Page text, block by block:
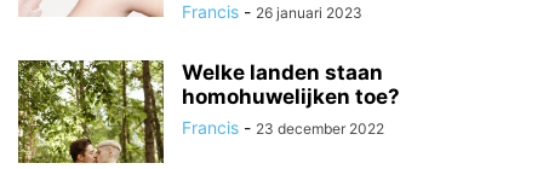
Francis - 26 januari 2023
Welke landen staan ​​
homohuwelijken toe?
Francis - 23 december 2022